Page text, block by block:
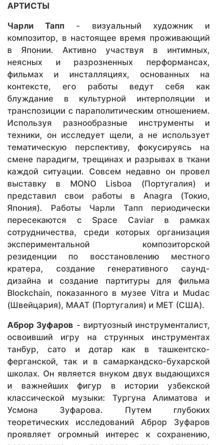
АРТИСТЫ
Чарли Тапп- визуальный художник и
композитор, в настоящее время проживающий
в Японии. Активно участвуя в интимных,
неясных и разрозненных перформансах,
фильмах и инсталляциях, основанных на
контексте, его работы ведут себя как
блуждание в культурной интерполяции и
транспозиции с параполитическим отношением.
Используя разнообразные инструменты и
техники, он исследует щели, а не использует
тематическую перспективу, фокусируясь на
смене парадигм, трещинах и разрывах в ткани
каждой ситуации. Совсем недавно он провел
выставку в MONO Lisboa (Португалия) и
представил свои работы в Anagra (Токио,
Япония). Работы Чарли Тапп периодически
пересекаются с Space Caviar в рамках
сотрудничества, среди которых организация
экспериментальной композиторской
резиденции по восстановлению местного
кратера, создание генеративного саунд-
дизайна и создание партитуры для фильма
Blockchain, показанного в музее Vitra и Mudac
(Швейцария), MAAT (Португалия) и MET (США).
Аброр Зуфаров - виртуозный инструменталист,
освоивший игру на струнных инструментах
танбур, сато и дотар как в ташкентско-
ферганской, так и в самаркандско-бухарской
школах. Он является внуком двух выдающихся
и важнейших фигур в истории узбекской
классической музыки: Тургуна Алиматова и
Усмона Зуфарова. Путем глубоких
теоретических исследований Аброр Зуфаров
проявляет огромный интерес к сохранению,